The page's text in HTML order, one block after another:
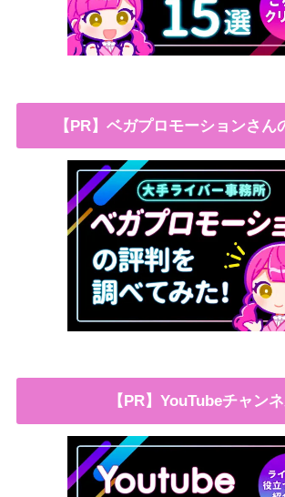
【PR】ベガプロモーションさん
【PR】YouTubeチャン